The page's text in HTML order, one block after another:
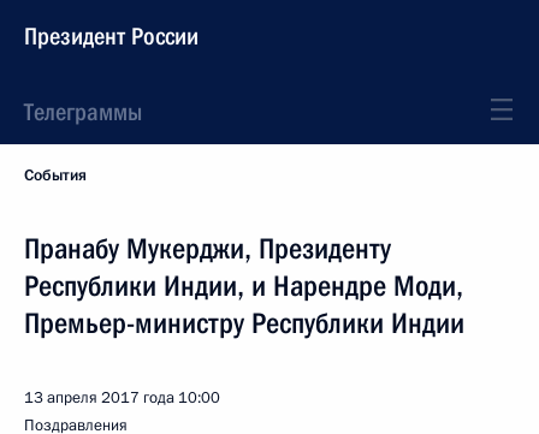
Президент России
Телеграммы
События
Пранабу Мукерджи, Президенту
Республики Индии, и Нарендре Моди,
Премьер-министру Республики Индии
13 апреля 2017 года 10:00
Поздравления